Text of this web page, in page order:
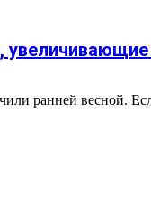
ранней весной.